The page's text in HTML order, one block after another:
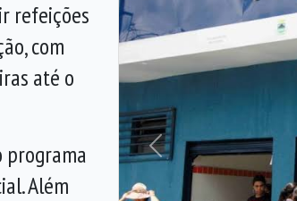
Anterior
refeições
com
até o
programa
Além